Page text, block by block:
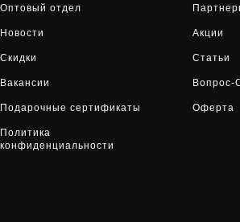
Оптовый отдел
Новости Акции
Скидки Статьи
Вакансии Вопрос-
Подарочные сертификаты Оферта
Политика
конфиденциальности